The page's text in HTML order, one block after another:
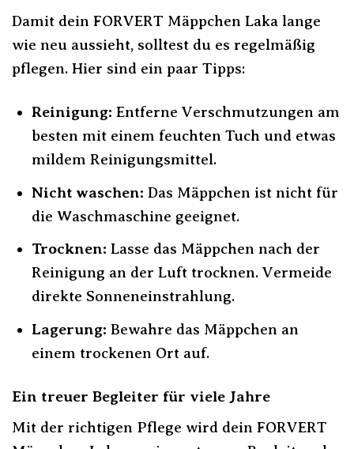
Damit dein FORVERT Mäppchen Laka lange
wie neu aussieht, solltest du es regelmäßig
pflegen. Hier sind ein paar Tipps:
Reinigung: Entferne Verschmutzungen am
besten mit einem feuchten Tuch und etwas
mildem Reinigungsmittel.
Nicht waschen: Das Mäppchen ist nicht für
die Waschmaschine geeignet.
Trocknen: Lasse das Mäppchen nach der
Reinigung an der Luft trocknen. Vermeide
direkte Sonneneinstrahlung.
Lagerung: Bewahre das Mäppchen an
einem trockenen Ort auf.
Ein treuer Begleiter für viele Jahre
Mit der richtigen Pflege wird dein FORVERT